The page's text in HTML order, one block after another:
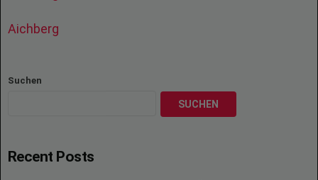
Aichberg
Suchen
SUCHEN
Recent Posts